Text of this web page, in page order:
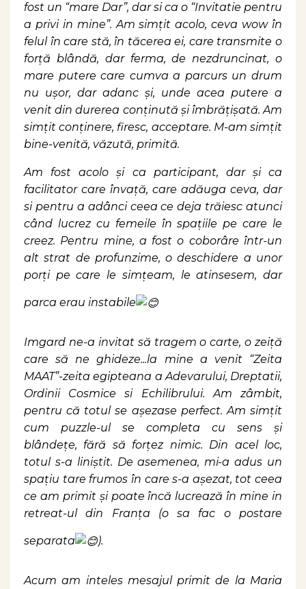
fost un “mare Dar”, dar si ca o “Invitatie pentru
a privi in mine”. Am simțit acolo, ceva wow în
felul în care stă, în tăcerea ei, care transmite o
forță blândă, dar ferma, de nezdruncinat, o
mare putere care cumva a parcurs un drum
nu ușor, dar adanc și, unde acea putere a
venit din durerea conținută și îmbrățișată. Am
simțit conținere, firesc, acceptare. M-am simțit
bine-venită, văzută, primită.
Am fost acolo și ca participant, dar și ca
facilitator care învață, care adăuga ceva, dar
si pentru a adânci ceea ce deja trăiesc atunci
când lucrez cu femeile în spațiile pe care le
creez. Pentru mine, a fost o coborâre într-un
alt strat de profunzime, o deschidere a unor
porți pe care le simțeam, le atinsesem, dar
parca erau instabile
Imgard ne-a invitat să tragem o carte, o zeiță
care să ne ghideze...la mine a venit “Zeita
MAAT”-zeita egipteana a Adevarului, Dreptatii,
Ordinii Cosmice si Echilibrului. Am zâmbit,
pentru că totul se așezase perfect. Am simțit
cum puzzle-ul se completa cu sens și
blândețe, fără să forțez nimic. Din acel loc,
totul s-a liniștit. De asemenea, mi-a adus un
spațiu tare frumos în care s-a așezat, tot ceea
ce am primit și poate încă lucrează în mine in
retreat-ul din Franța (o sa fac o postare
separata ).
Acum am inteles mesajul primit de la Maria